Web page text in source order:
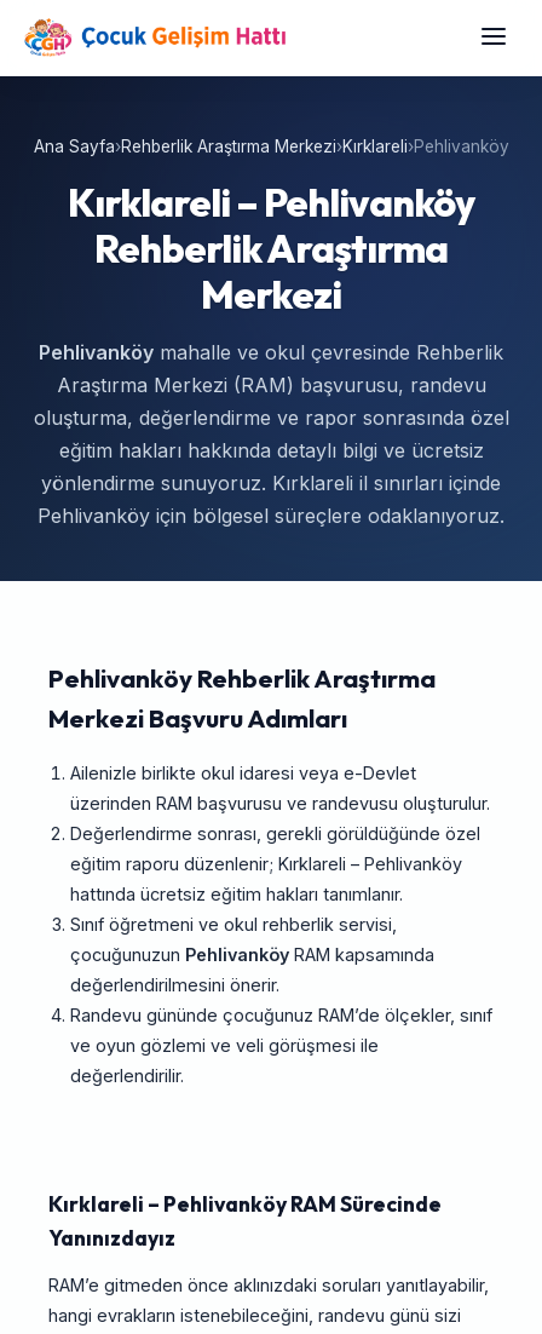
Ana Sayfa›Rehberlik Araştırma Merkezi›Kırklareli›Pehlivanköy
Kırklareli – Pehlivanköy
Rehberlik Araştırma
Merkezi
Pehlivanköy mahalle ve okul çevresinde Rehberlik
Araştırma Merkezi (RAM) başvurusu, randevu
oluşturma, değerlendirme ve rapor sonrasında özel
eğitim hakları hakkında detaylı bilgi ve ücretsiz
yönlendirme sunuyoruz. Kırklareli il sınırları içinde
Pehlivanköy için bölgesel süreçlere odaklanıyoruz.
Pehlivanköy Rehberlik Araştırma
Merkezi Başvuru Adımları
Ailenizle birlikte okul idaresi veya e-Devlet
üzerinden RAM başvurusu ve randevusu oluşturulur.
Değerlendirme sonrası, gerekli görüldüğünde özel
eğitim raporu düzenlenir; Kırklareli – Pehlivanköy
hattında ücretsiz eğitim hakları tanımlanır.
Sınıf öğretmeni ve okul rehberlik servisi,
çocuğunuzun PehlivanköyRAM kapsamında
değerlendirilmesini önerir.
Randevu gününde çocuğunuz RAM’de ölçekler, sınıf
ve oyun gözlemi ve veli görüşmesi ile
değerlendirilir.
Kırklareli – Pehlivanköy RAM Sürecinde
Yanınızdayız
RAM’e gitmeden önce aklınızdaki soruları yanıtlayabilir,
hangi evrakların istenebileceğini, randevu günü sizi